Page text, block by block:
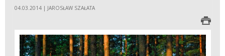
04.03.2014 | JAROSŁAW SZAŁATA